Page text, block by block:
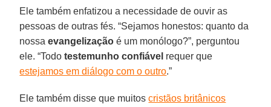
Ele também enfatizou a necessidade de ouvir as
pessoas de outras fés. “Sejamos honestos: quanto da
nossaevangelização é um monólogo?”, perguntou
ele. “Todotestemunho confiável requer que
estejamos em diálogo com o outro.”
Ele também disse que muitoscristãos britânicos